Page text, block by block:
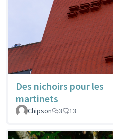
Des nichoirs pour les
martinets
Chipson
3 13